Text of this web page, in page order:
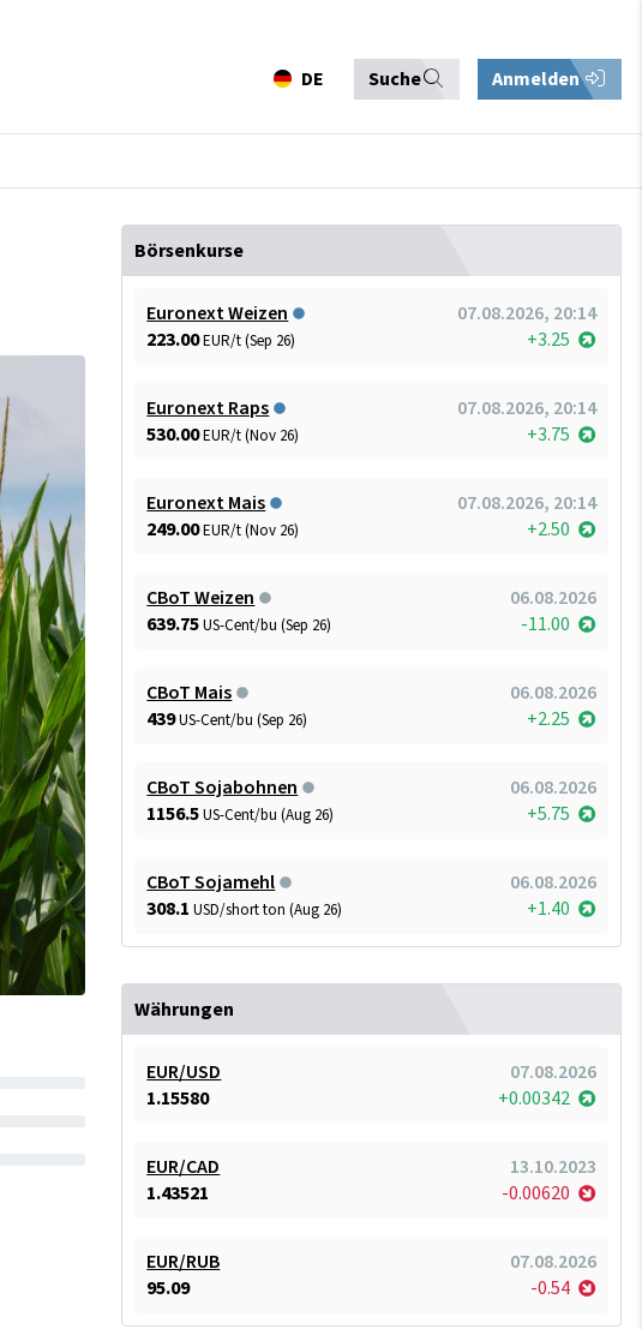
DE Suche Anmelden
Börsenkurse
Euronext Weizen
07.08.2026, 20:14
223.00EUR/t (Sep 26) +3.25
Euronext Raps
07.08.2026, 20:14
530.00EUR/t (Nov 26) +3.75
Euronext Mais
07.08.2026, 20:14
249.00EUR/t (Nov 26) +2.50
CBoT Weizen
06.08.2026
639.75US-Cent/bu (Sep 26) -11.00
CBoT Mais
06.08.2026
439US-Cent/bu (Sep 26) +2.25
CBoT Sojabohnen
06.08.2026
1156.5US-Cent/bu (Aug 26) +5.75
CBoT Sojamehl
06.08.2026
308.1 USD/short ton (Aug 26) +1.40
Währungen
EUR/USD
07.08.2026
1.15580
+0.00342
EUR/CAD
13.10.2023
1.43521
-0.00620
EUR/RUB
07.08.2026
95.09
-0.54